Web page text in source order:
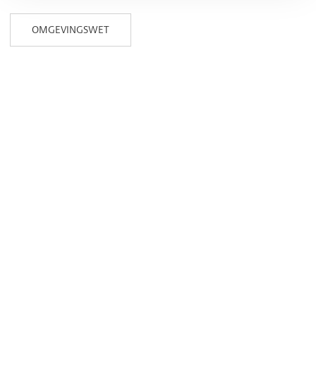
OMGEVINGSWET